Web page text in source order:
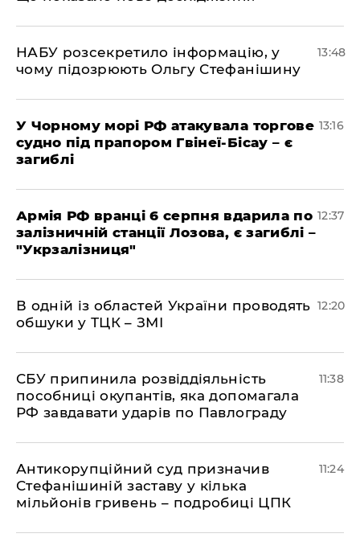
НАБУ розсекретило інформацію, у
чому підозрюють Ольгу Стефанішину
13:48
У Чорному морі РФ атакувала торгове
судно під прапором Гвінеї-Бісау – є
загиблі
13:16
Армія РФ вранці 6 серпня вдарила по
залізничній станції Лозова, є загиблі –
"Укрзалізниця"
12:37
В одній із областей України проводять
обшуки у ТЦК – ЗМІ
12:20
СБУ припинила розвіддіяльність
пособниці окупантів, яка допомагала
РФ завдавати ударів по Павлограду
11:38
Антикорупційний суд призначив
Стефанішиній заставу у кілька
мільйонів гривень – подробиці ЦПК
11:24